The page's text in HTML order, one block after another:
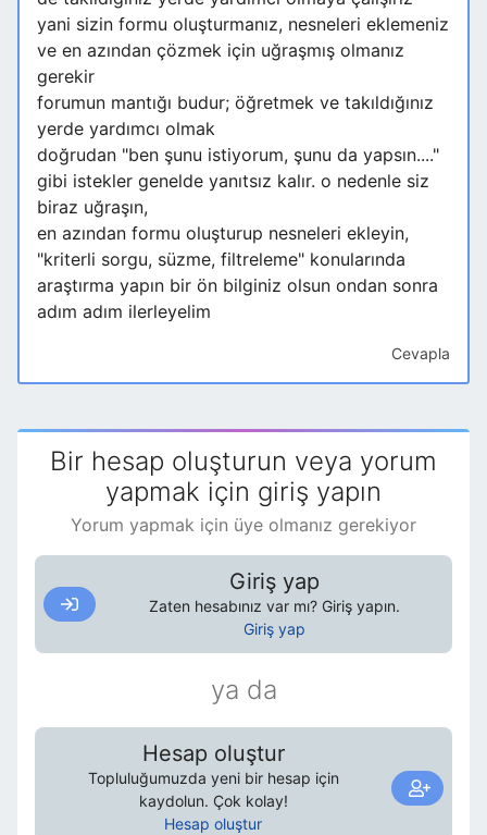
yani sizin formu oluşturmanız, nesneleri eklemeniz
ve en azından çözmek için uğraşmış olmanız
gerekir
forumun mantığı budur; öğretmek ve takıldığınız
yerde yardımcı olmak
doğrudan "ben şunu istiyorum, şunu da yapsın...."
gibi istekler genelde yanıtsız kalır. o nedenle siz
biraz uğraşın,
en azından formu oluşturup nesneleri ekleyin,
"kriterli sorgu, süzme, filtreleme" konularında
araştırma yapın bir ön bilginiz olsun ondan sonra
adım adım ilerleyelim
Cevapla
Bir hesap oluşturun veya yorum
yapmak için giriş yapın
Yorum yapmak için üye olmanız gerekiyor
Giriş yap
Zaten hesabınız var mı? Giriş yapın.
Giriş yap
ya da
Hesap oluştur
Topluluğumuzda yeni bir hesap için
kaydolun. Çok kolay!
Hesap oluştur